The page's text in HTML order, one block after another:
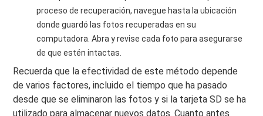
proceso de recuperación, navegue hasta la ubicación
donde guardó las fotos recuperadas en su
computadora. Abra y revise cada foto para asegurarse
de que estén intactas.
Recuerda que la efectividad de este método depende
de varios factores, incluido el tiempo que ha pasado
desde que se eliminaron las fotos y si la tarjeta SD se ha
utilizado para almacenar nuevos datos. Cuanto antes